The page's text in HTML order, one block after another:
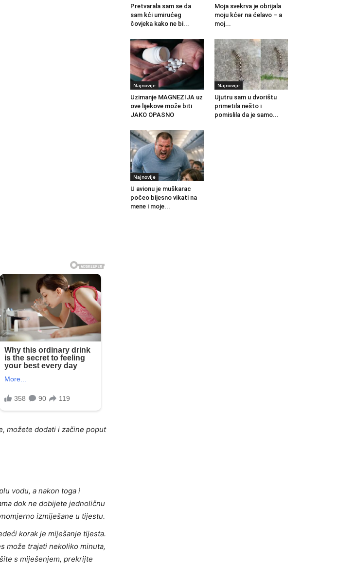
možete dodati i začine poput
vodu, a nakon toga i
dok ne dobijete jednoličnu
izmiješane u tijestu.
korak je miješanje tijesta.
može trajati nekoliko minuta,
s miješenjem, prekrijte
Pretvarala sam se da
sam kći umirućeg
čovjeka kako ne bi...
Moja svekrva je obrijala
moju kćer na ćelavo – a
moj...
Najnovije
Uzimanje MAGNEZIJA uz
ove lijekove može biti
JAKO OPASNO
Najnovije
Ujutru sam u dvorištu
primetila nešto i
pomislila da je samo...
Najnovije
U avionu je muškarac
počeo bijesno vikati na
mene i moje...